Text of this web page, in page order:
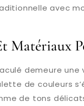
avec
Matériaux
demeure une
de couleurs
de tons